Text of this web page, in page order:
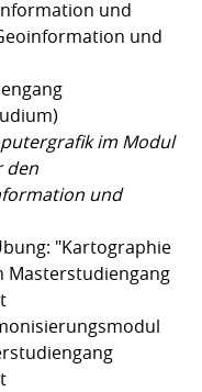
und
und
im Modul
den
und
"Kartographie
Masterstudiengang